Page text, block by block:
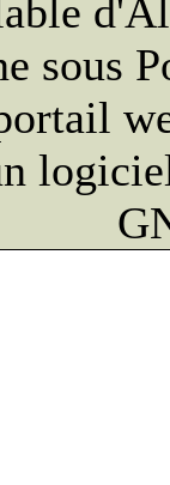
sous